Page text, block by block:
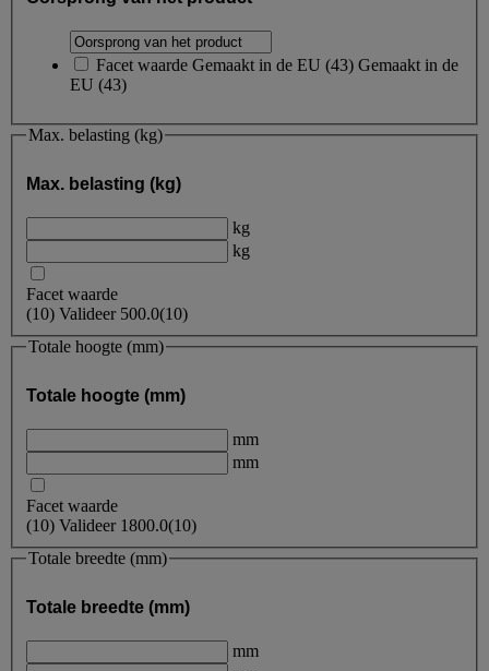
Facet waarde Gemaakt in de EU (43) Gemaakt in de
EU (43)
Max. belasting (kg)
Max. belasting (kg)
kg
kg
Facet waarde
(10) Valideer 500.0(10)
Totale hoogte (mm)
Totale hoogte (mm)
mm
mm
Facet waarde
(10) Valideer 1800.0(10)
Totale breedte (mm)
Totale breedte (mm)
mm